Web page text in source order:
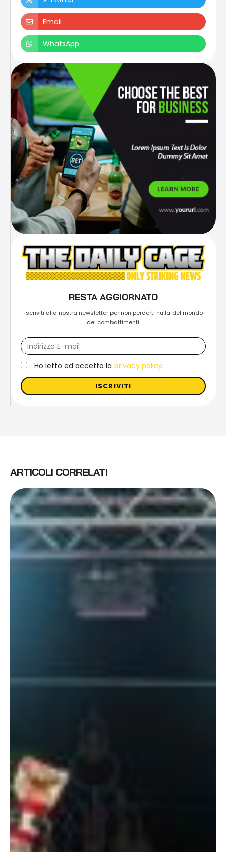
Email
WhatsApp
RESTA AGGIORNATO
Iscriviti alla nostra newsletter per non perderti nulla del mondo
dei combattimenti.
Ho letto ed accetto la privacy policy.
ISCRIVITI
ARTICOLI CORRELATI